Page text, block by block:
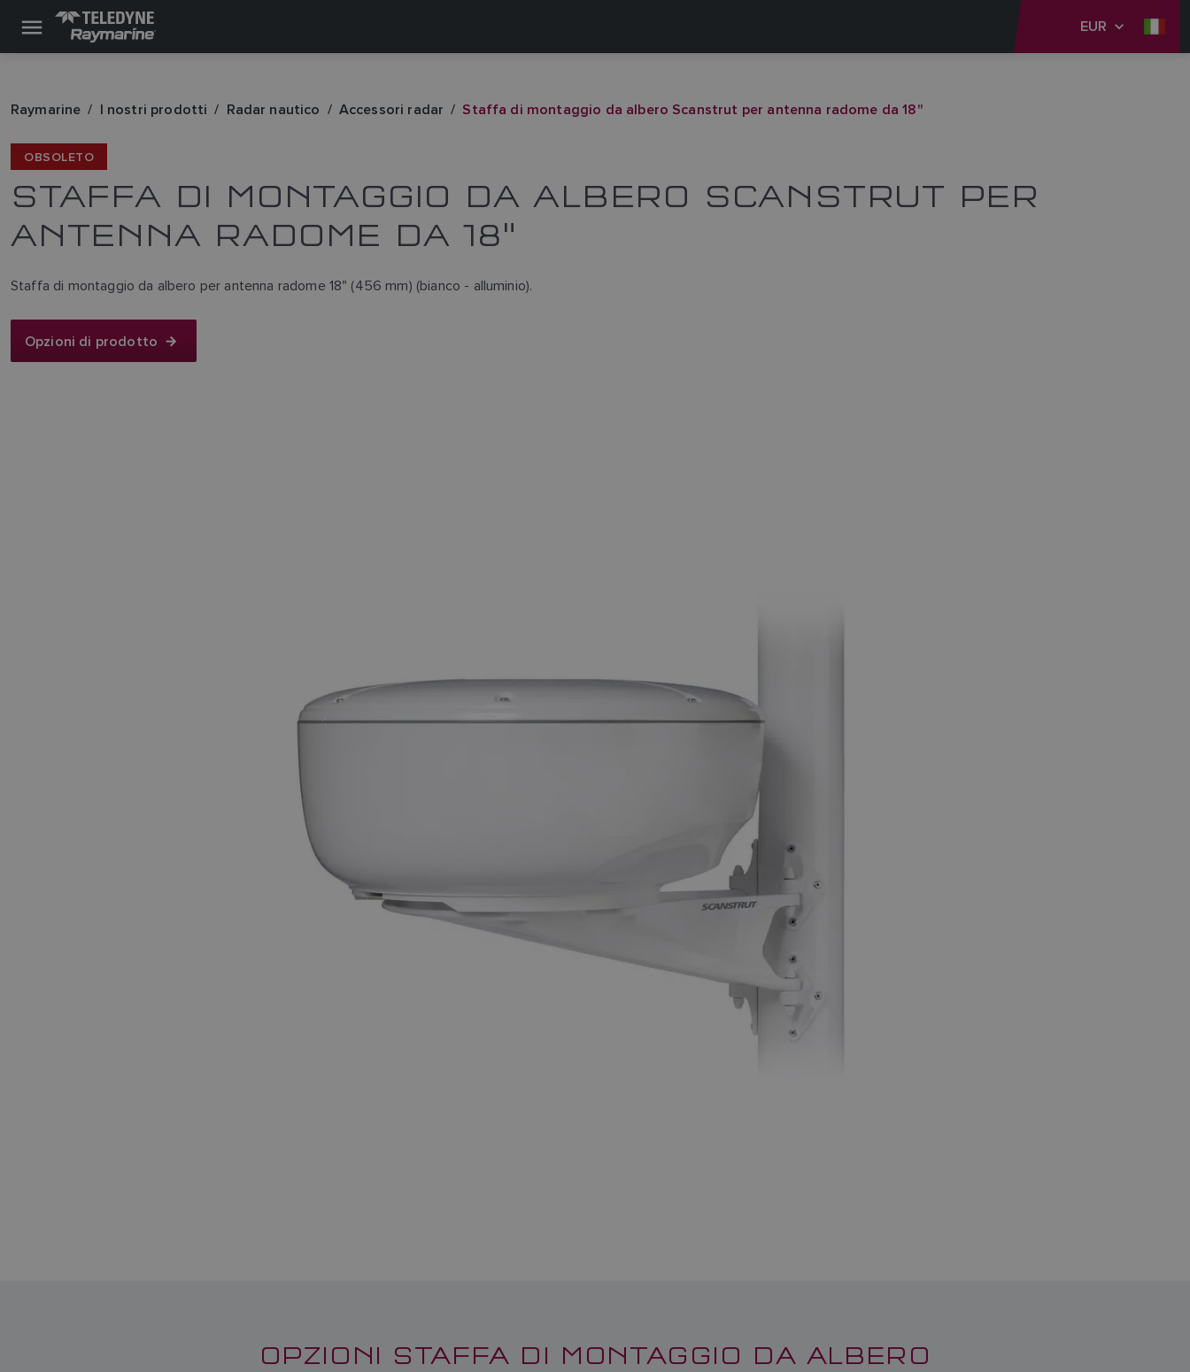
EUR
Raymarine I nostri prodotti Radar nautico Accessori radar Staffa di montaggio da albero Scanstrut per antenna radome da 18"
OBSOLETO
STAFFA DI MONTAGGIO DA ALBERO SCANSTRUT PER
ANTENNA RADOME DA 18"
Staffa di montaggio da albero per antenna radome 18" (456 mm) (bianco - alluminio).
Opzioni di prodotto
OPZIONI STAFFA DI MONTAGGIO DA ALBERO